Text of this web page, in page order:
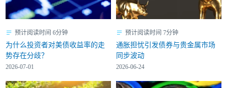
预计阅读时间 6分钟
为什么投资者对美债收益率的走
势存在分歧？
2026-07-01
预计阅读时间 7分钟
通胀担忧引发债券与贵金属市场
同步波动
2026-06-24